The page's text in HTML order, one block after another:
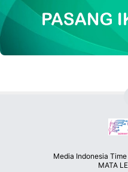
Media Indonesia
MATA